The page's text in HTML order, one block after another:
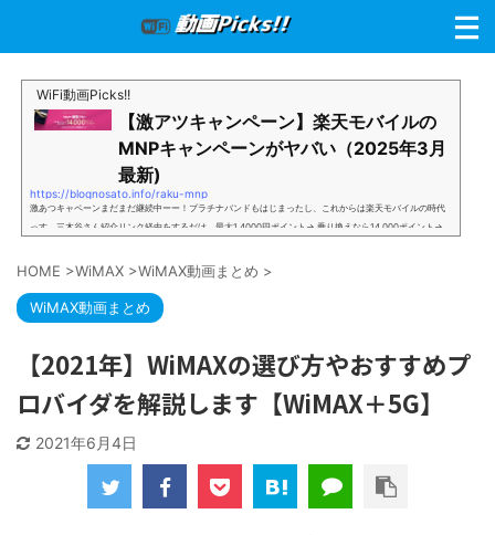
WiFi動画Picks!!
【激アツキャンペーン】楽天モバイルの
MNPキャンペーンがヤバい（2025年3月
最新)
https://blognosato.info/raku-mnp
激あつキャペーンまだまだ継続中ーー！プラチナバンドもはじまったし、これからは楽天モバイルの時代
っす。三木谷さん紹介リンク経由をするだけ。最大1,4000円ポイント→ 乗り換えなら14,000ポイント→
谷さんキャンペーン／2回線目以降でもOK再契約でもでもOK背水の陣の楽天モバイル。ついに「最後の賭
別招待ページから楽天モバイ...
HOME >WiMAX >WiMAX動画まとめ >
WiMAX動画まとめ
【2021年】WiMAXの選び方やおすすめプ
ロバイダを解説します【WiMAX＋5G】
2021年6月4日